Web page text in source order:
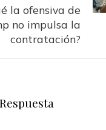
la ofensiva de
no impulsa la
contratación?